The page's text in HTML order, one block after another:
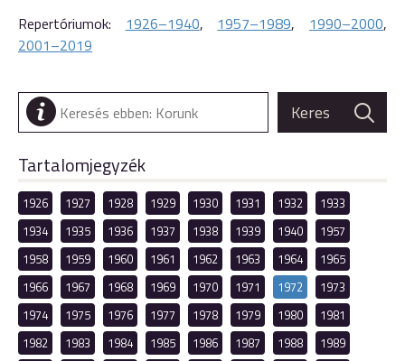
Repertóriumok: 1926–1940, 1957–1989, 1990–2000,
2001–2019
Tartalomjegyzék
1926 1927 1928 1929 1930 1931 1932
1933
1934
1935 1936 1937 1938 1939 1940
1957
1958
1959 1960 1961 1962 1963 1964
1965
1966
1967 1968 1969 1970 1971 1972
1973
1974
1975 1976 1977 1978 1979 1980
1981
1982
1983 1984 1985 1986 1987 1988
1989